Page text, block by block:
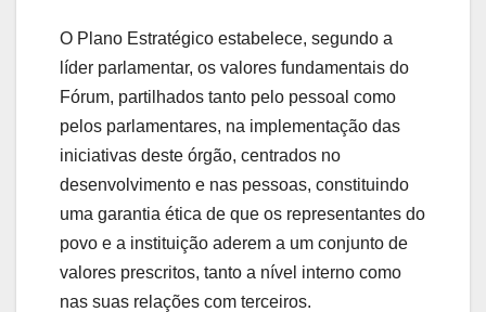
O Plano Estratégico estabelece, segundo a
líder parlamentar, os valores fundamentais do
Fórum, partilhados tanto pelo pessoal como
pelos parlamentares, na implementação das
iniciativas deste órgão, centrados no
desenvolvimento e nas pessoas, constituindo
uma garantia ética de que os representantes do
povo e a instituição aderem a um conjunto de
valores prescritos, tanto a nível interno como
nas suas relações com terceiros.